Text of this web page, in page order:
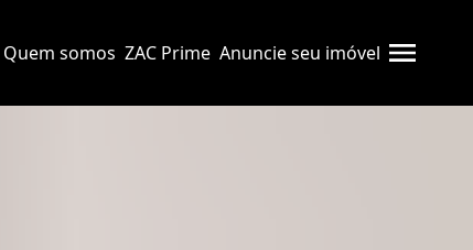
Quem somos ZAC Prime Anuncie seu imóvel